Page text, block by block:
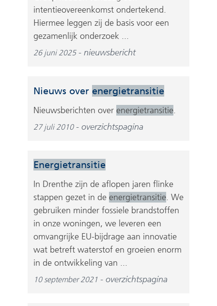
intentieovereenkomst ondertekend.
Hiermee leggen zij de basis voor een
gezamenlijk onderzoek ...
26 juni 2025 nieuwsbericht
Nieuws over energietransitie
Nieuwsberichten over energietransitie.
27 juli 2010 overzichtspagina
Energietransitie
In Drenthe zijn de aflopen jaren flinke
stappen gezet in de energietransitie. We
gebruiken minder fossiele brandstoffen
in onze woningen, we leveren een
omvangrijke EU-bijdrage aan innovatie
wat betreft waterstof en groeien enorm
in de ontwikkeling van ...
10 september 2021 overzichtspagina